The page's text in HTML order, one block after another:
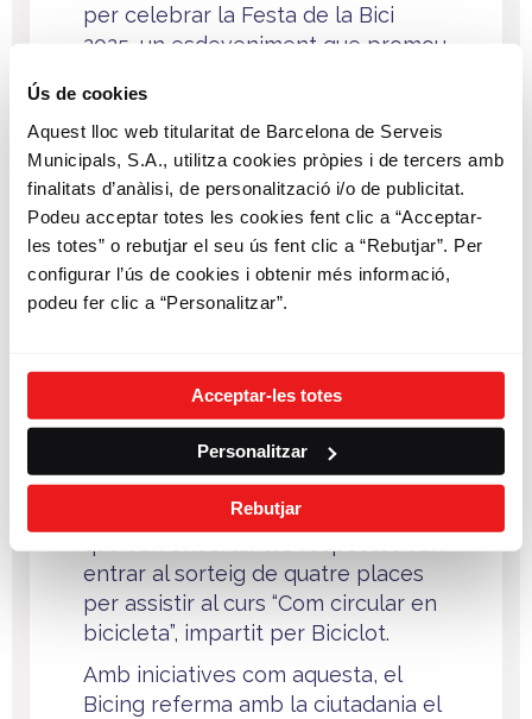
Ús de cookies
Aquest lloc web titularitat de Barcelona de Serveis
Municipals, S.A., utilitza cookies pròpies i de tercers amb
finalitats d’anàlisi, de personalització i/o de publicitat.
Podeu acceptar totes les cookies fent clic a “Acceptar-
les totes” o rebutjar el seu ús fent clic a “Rebutjar”. Per
configurar l’ús de cookies i obtenir més informació,
podeu fer clic a “Personalitzar”.
Acceptar-les totes
Personalitzar
Rebutjar
per celebrar la Festa de la Bici
2025, un esdeveniment que promou
Com era d'esperar, el Bicing hi va
participar.
En aquesta edició, a més d’informar
les persones interessades a sumar-
se al servei, es va difondre el
missatge “Bicing és compartir”
Aquesta iniciativa vol conscienciar
servei públic compartit.
A l’estand, els participants també
van poder gaudir d’un joc didàctic
de preguntes i respostes sobre l’ús
cívic i sostenible del Bicing.
entrar al sorteig de quatre places
per assistir al curs “Com circular en
bicicleta”, impartit per Biciclot.
Amb iniciatives com aquesta, el
Bicing referma amb la ciutadania el